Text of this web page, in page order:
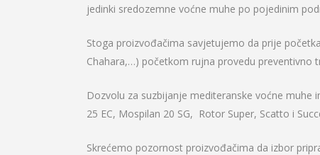
jedinki sredozemne voćne muhe po pojedinim
Stoga proizvođačima savjetujemo da prije
Chahara,…) početkom rujna provedu preventivno
Dozvolu za suzbijanje mediteranske voćne muhe
25 EC, Mospilan 20 SG, Rotor Super, Scatto i
Skrećemo pozornost proizvođačima da izbor